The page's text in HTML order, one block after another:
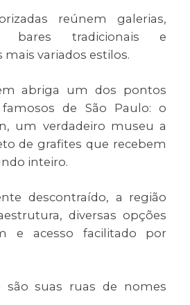
reúnem galerias,
bares tradicionais e
variados estilos.
abriga um dos pontos
de São Paulo: o
um verdadeiro museu a
de grafites que recebem
inteiro.
descontraído, a região
diversas opções
e acesso facilitado por
são suas ruas de nomes